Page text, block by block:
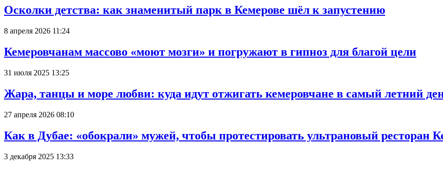
Осколки детства: как знаменитый парк в Кемерове шёл к запустению
8 апреля 2026 11:24
Кемеровчанам массово «моют мозги» и погружают в гипноз для благой цели
31 июля 2025 13:25
Жара, танцы и море любви: куда идут отжигать кемеровчане в самый летний
27 апреля 2026 08:10
Как в Дубае: «обокрали» мужей, чтобы протестировать ультрановый ресторан
3 декабря 2025 13:33